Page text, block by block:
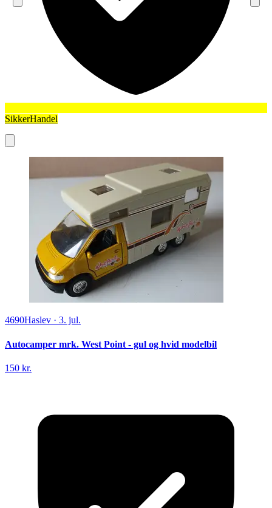
SikkerHandel
4690Haslev · 3. jul.
Autocamper mrk. West Point - gul og hvid modelbil
150 kr.